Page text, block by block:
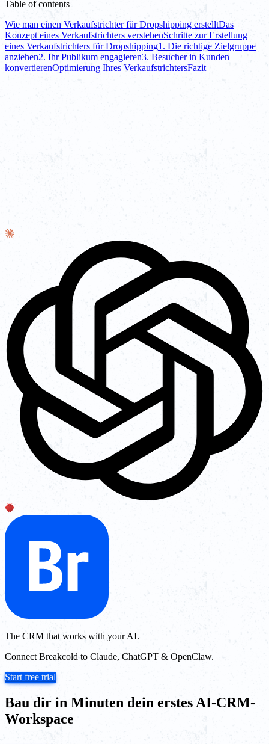
Table of contents
Wie man einen Verkaufstrichter für Dropshipping erstelltDas
Konzept eines Verkaufstrichters verstehenSchritte zur Erstellung
eines Verkaufstrichters für Dropshipping1. Die richtige Zielgruppe
anziehen2. Ihr Publikum engagieren3. Besucher in Kunden
konvertierenOptimierung Ihres VerkaufstrichtersFazit
The CRM that works with your AI.
Connect Breakcold to Claude, ChatGPT & OpenClaw.
Start free trial
Bau dir in Minuten dein erstes AI-CRM-
Workspace